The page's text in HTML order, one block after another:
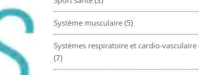
Système musculaire(5)
Systèmes respiratoire et cardio-vasculaire
(7)